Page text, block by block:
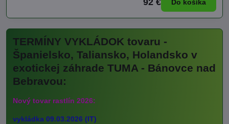
92 € Do košíka
TERMÍNY VYKLÁDOK tovaru -
Španielsko, Taliansko, Holandsko v
exotickej záhrade TUMA - Bánovce nad
Bebravou:
Nový tovar rastlín 2026:
vykládka 09.03.2026 (IT)